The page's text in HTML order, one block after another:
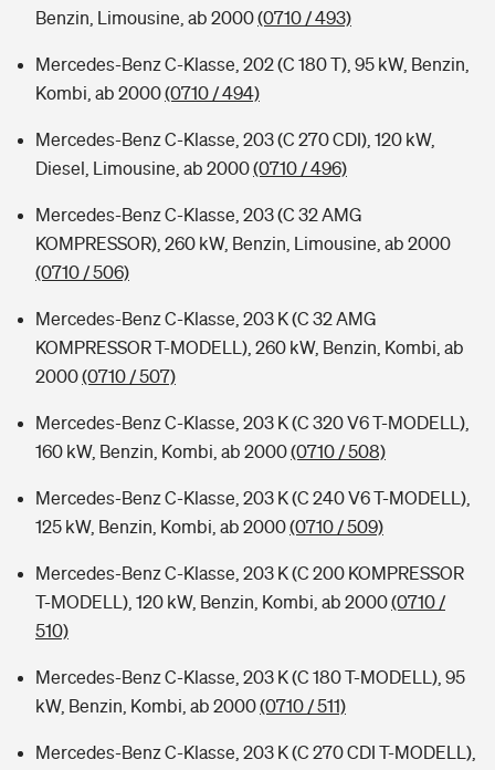
Benzin, Limousine, ab 2000(0710 / 493)
Mercedes-Benz C-Klasse, 202 (C 180 T), 95 kW, Benzin,
Kombi, ab 2000(0710 / 494)
Mercedes-Benz C-Klasse, 203 (C 270 CDI), 120 kW,
Diesel, Limousine, ab 2000(0710 / 496)
Mercedes-Benz C-Klasse, 203 (C 32 AMG
KOMPRESSOR), 260 kW, Benzin, Limousine, ab 2000
(0710 / 506)
Mercedes-Benz C-Klasse, 203 K (C 32 AMG
KOMPRESSOR T-MODELL), 260 kW, Benzin, Kombi, ab
2000(0710 / 507)
Mercedes-Benz C-Klasse, 203 K (C 320 V6 T-MODELL),
160 kW, Benzin, Kombi, ab 2000(0710 / 508)
Mercedes-Benz C-Klasse, 203 K (C 240 V6 T-MODELL),
125 kW, Benzin, Kombi, ab 2000(0710 / 509)
Mercedes-Benz C-Klasse, 203 K (C 200 KOMPRESSOR
T-MODELL), 120 kW, Benzin, Kombi, ab 2000(0710 /
510)
Mercedes-Benz C-Klasse, 203 K (C 180 T-MODELL), 95
kW, Benzin, Kombi, ab 2000(0710 / 511)
Mercedes-Benz C-Klasse, 203 K (C 270 CDI T-MODELL),